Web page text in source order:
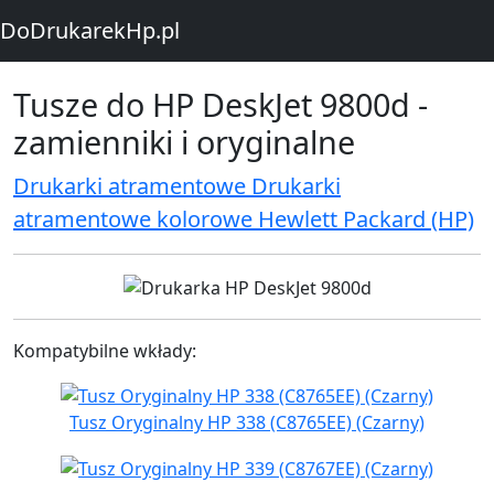
DoDrukarekHp.pl
Tusze do HP DeskJet 9800d -
zamienniki i oryginalne
Drukarki atramentowe Drukarki
atramentowe kolorowe Hewlett Packard (HP)
Kompatybilne wkłady:
Tusz Oryginalny HP 338 (C8765EE) (Czarny)